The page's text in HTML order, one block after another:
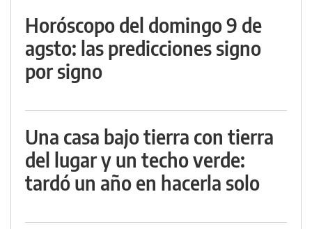
Horóscopo del domingo 9 de
agsto: las predicciones signo
por signo
Una casa bajo tierra con tierra
del lugar y un techo verde:
tardó un año en hacerla solo